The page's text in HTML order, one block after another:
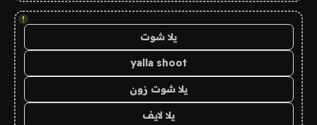
!
يلا شوت
yalla shoot
يلا شوت زون
يلا لايف